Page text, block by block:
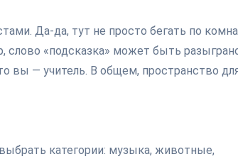
Да-да, тут не просто бегать по
слово «подсказка» может быть
вы — учитель. В общем, пространство
категории: музыка, животные,